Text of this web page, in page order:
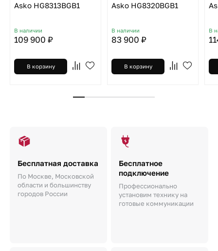
Asko HG8313BGB1
В наличии
109 900 ₽
В корзину
Asko HG8320BGB1
В наличии
83 900 ₽
В корзину
В
Бесплатная доставка
По Москве, Московской
области и большинству
городов России
Бесплатное
подключение
Профессионально
установим технику на
готовые коммуникации